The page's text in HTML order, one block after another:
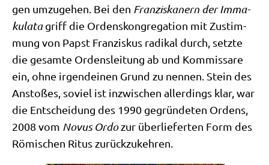
gen umzu­ge­hen. Bei den Fran­zis­ka­nern der Imma­
ku­la­tagriff die Ordens­kon­gre­ga­ti­on mit Zustim­
mung von Papst Fran­zis­kus radi­kal durch, setz­te
die gesam­te Ordens­lei­tung ab und Kom­mis­sa­re
ein, ohne irgend­ei­nen Grund zu nen­nen. Stein des
Ansto­ßes, soviel ist inzwi­schen aller­dings klar, war
die Ent­schei­dung des 1990 gegrün­de­ten Ordens,
2008 vom Novus Ordozur über­lie­fer­ten Form des
Römi­schen Ritus zurückzukehren.